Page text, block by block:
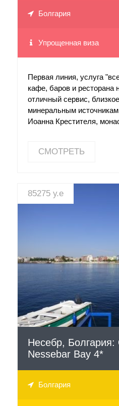
Болгария
Упрощенная виза
Первая линия, услуга
кафе, баров и ресторана
отличный сервис,
минеральным
Иоанна Крестителя,
СМОТРЕТЬ
85275 у.е
Несебр, Болгария:
Nessebar Bay 4*
Болгария